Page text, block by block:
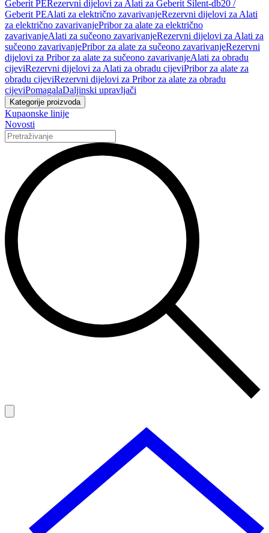
Geberit PERezervni dijelovi za Alati za Geberit Silent-db20 /
Geberit PEAlati za električno zavarivanjeRezervni dijelovi za Alati
za električno zavarivanjePribor za alate za električno
zavarivanjeAlati za sučeono zavarivanjeRezervni dijelovi za Alati za
sučeono zavarivanjePribor za alate za sučeono zavarivanjeRezervni
dijelovi za Pribor za alate za sučeono zavarivanjeAlati za obradu
cijeviRezervni dijelovi za Alati za obradu cijeviPribor za alate za
obradu cijeviRezervni dijelovi za Pribor za alate za obradu
cijeviPomagalaDaljinski upravljači
Kategorije proizvoda
Kupaonske linije
Novosti